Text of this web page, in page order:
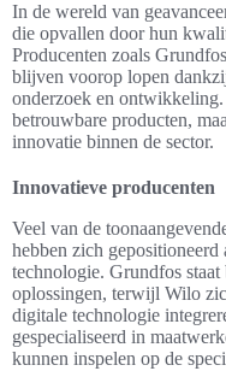
In de wereld van
die opvallen door hun
Producenten zoals
blijven voorop lopen
onderzoek en
betrouwbare producten,
innovatie binnen de sector.
Innovatieve producenten
Veel van de
hebben zich
technologie. Grundfos
oplossingen, terwijl Wilo
digitale technologie
gespecialiseerd in
kunnen inspelen op de